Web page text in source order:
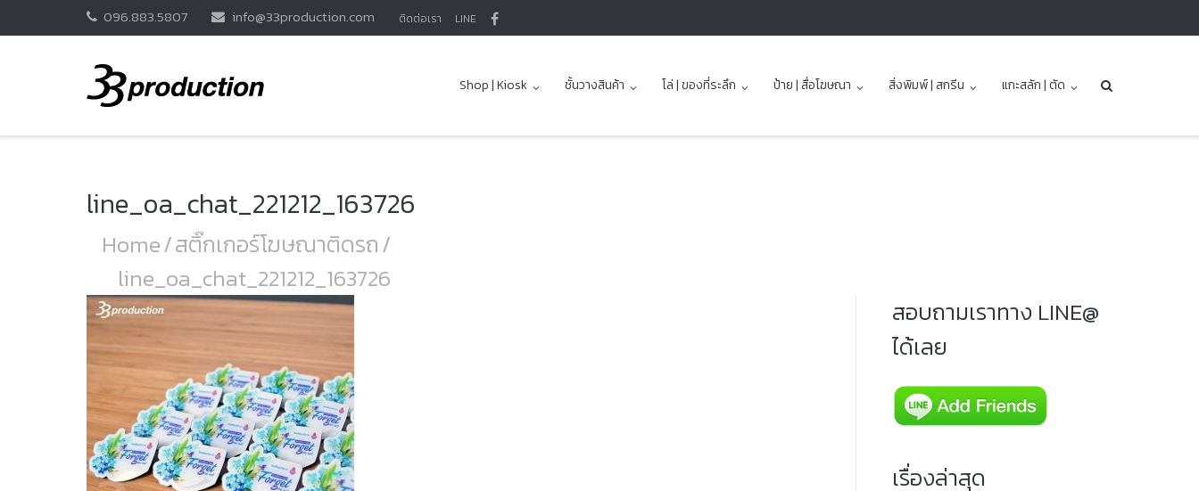
096.883.5807 info@33production.com ติดต่อเรา LINE
Shop | Kiosk ชั้นวางสินค้า โล่ | ของที่ระลึก ป้าย | สื่อโฆษณา สิ่งพิมพ์ | สกรีน แกะสลัก | ตัด
line_oa_chat_221212_163726
Home/สติ๊กเกอร์โฆษณาติดรถ/
line_oa_chat_221212_163726
สอบถามเราทาง LINE@
ได้เลย
เรื่องล่าสุด